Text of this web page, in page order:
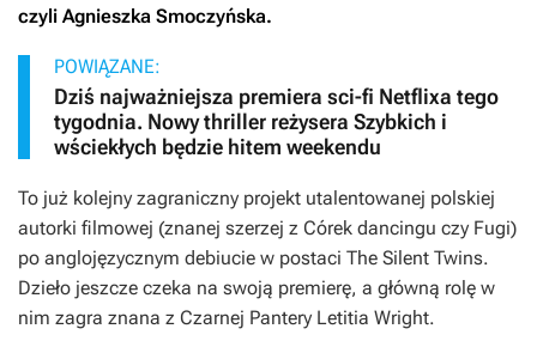
czyli Agnieszka Smoczyńska.
POWIĄZANE:
Dziś najważniejsza premiera sci-fi Netflixa tego
tygodnia. Nowy thriller reżysera Szybkich i
wściekłych będzie hitem weekendu
To już kolejny zagraniczny projekt utalentowanej polskiej
autorki filmowej (znanej szerzej z Córek dancingu czy Fugi)
po anglojęzycznym debiucie w postaci The Silent Twins.
Dzieło jeszcze czeka na swoją premierę, a główną rolę w
nim zagra znana z Czarnej Pantery Letitia Wright.